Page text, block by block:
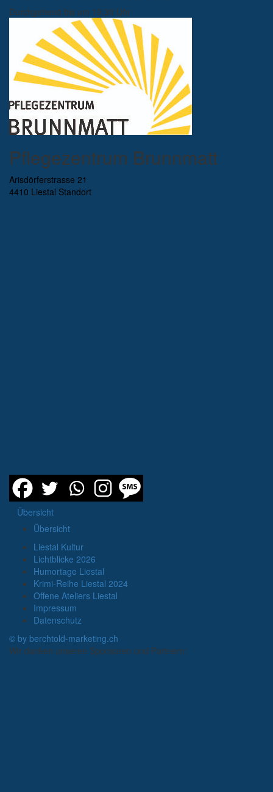
Durchgehend bis um 19.30 Uhr
Pflegezentrum Brunnmatt
Arisdörferstrasse 21
4410 Liestal Standort
Übersicht
Übersicht
Liestal Kultur
Lichtblicke 2026
Humortage Liestal
Krimi-Reihe Liestal 2024
Offene Ateliers Liestal
Impressum
Datenschutz
© by berchtold-marketing.ch
Wir danken unseren Sponsoren und Partnern: